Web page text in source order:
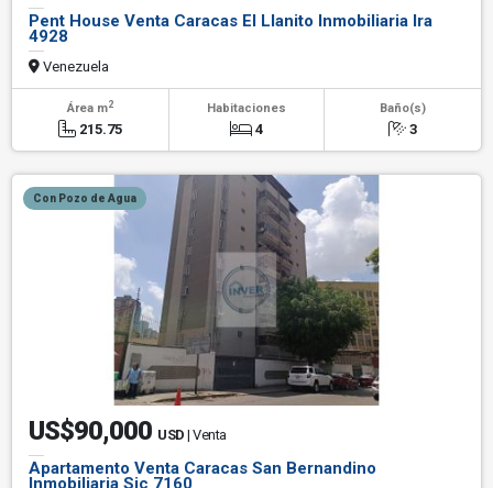
Pent House Venta Caracas El Llanito Inmobiliaria Ira
4928
Venezuela
Área m2
215.75
Habitaciones
4
Baño(s)
3
Con Pozo de Agua
US$90,000 USD | Venta
Apartamento Venta Caracas San Bernandino
Inmobiliaria Sjc 7160